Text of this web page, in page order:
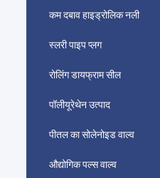
कम दबाव हाइड्रोलिक नली
स्लरी पाइप प्लग
रोलिंग डायफ्राम सील
पॉलीयूरेथेन उत्पाद
पीतल का सोलेनोइड वाल्व
औद्योगिक पल्स वाल्व